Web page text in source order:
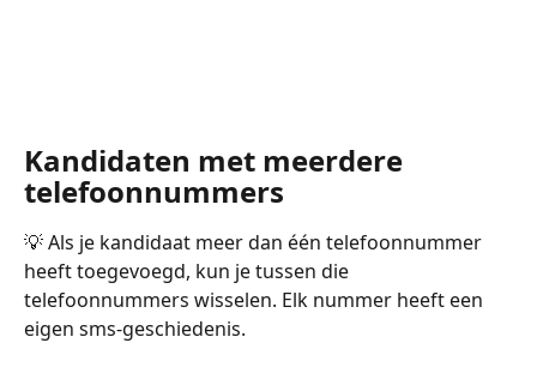
Kandidaten met meerdere
telefoonnummers
💡 Als je kandidaat meer dan één telefoonnummer
heeft toegevoegd, kun je tussen die
telefoonnummers wisselen. Elk nummer heeft een
eigen sms-geschiedenis.